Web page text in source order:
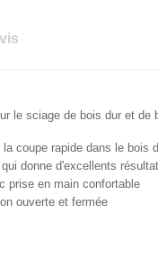
le sciage de bois dur et de
coupe rapide dans le bois
donne d'excellents
prise en main confortable
ouverte et fermée